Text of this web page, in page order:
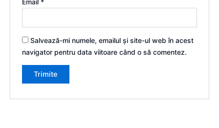
Email *
Salvează-mi numele, emailul și site-ul web în acest
navigator pentru data viitoare când o să comentez.